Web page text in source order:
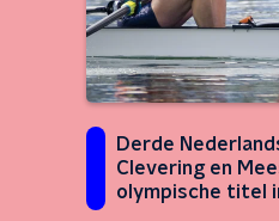
Derde
Clevering en
olympische titel